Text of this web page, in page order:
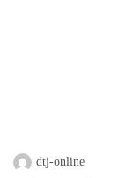
dtj-online